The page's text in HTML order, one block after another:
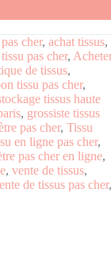
cher, achat tissus,
pas cher,
de tissus,
tissu pas cher,
tissus haute
, grossiste tissus
pas cher, Tissu
en ligne pas cher,
pas cher en ligne,
, vente de tissus,
de tissus pas cher,